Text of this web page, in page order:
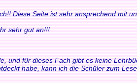
Diese Seite ist sehr ansprechend mit
sehr gut an!!!
für dieses Fach gibt es keine
habe, kann ich die Schüler zum